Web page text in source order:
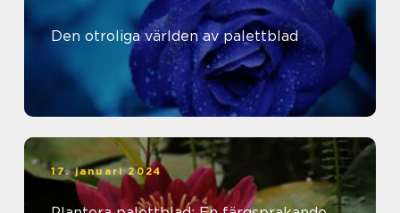
Den otroliga världen av palettblad
17. januari 2024